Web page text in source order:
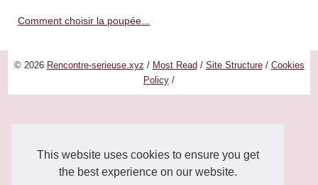
This website uses cookies to ensure you get
the best experience on our website.
Comment choisir la poupée...
© 2026 Rencontre-serieuse.xyz / Most Read / Site Structure/ Cookies
Policy /